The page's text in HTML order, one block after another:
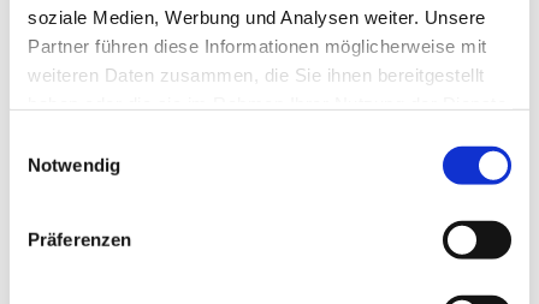
soziale Medien, Werbung und Analysen weiter. Unsere
Partner führen diese Informationen möglicherweise mit
weiteren Daten zusammen, die Sie ihnen bereitgestellt
Notwendig
Präferenzen